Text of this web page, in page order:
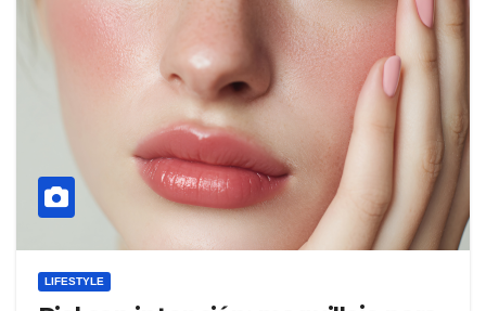
LIFESTYLE